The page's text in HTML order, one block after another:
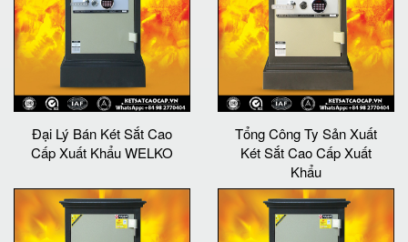
Đại Lý Bán Két Sắt Cao
Cấp Xuất Khẩu WELKO
Tổng Công Ty Sản Xuất
Két Sắt Cao Cấp Xuất
Khẩu